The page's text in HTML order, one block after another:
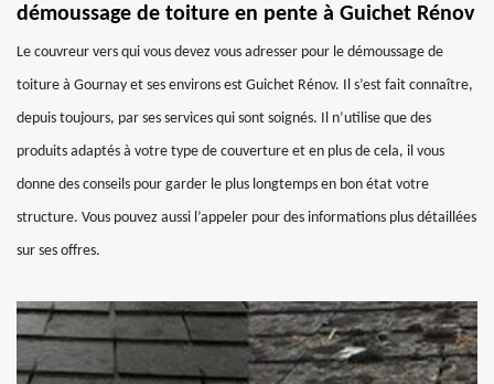
démoussage de toiture en pente à Guichet Rénov
Le couvreur vers qui vous devez vous adresser pour le démoussage de
toiture à Gournay et ses environs est Guichet Rénov. Il s’est fait connaître,
depuis toujours, par ses services qui sont soignés. Il n’utilise que des
produits adaptés à votre type de couverture et en plus de cela, il vous
donne des conseils pour garder le plus longtemps en bon état votre
structure. Vous pouvez aussi l’appeler pour des informations plus détaillées
sur ses offres.